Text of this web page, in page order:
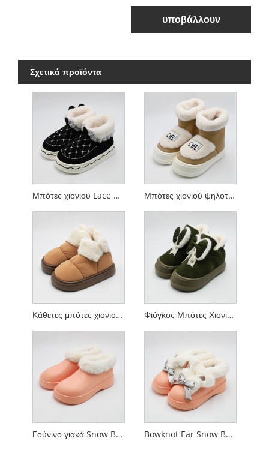
υποβάλλουν
Σχετικά προϊόντα
Μπότες χιονιού Lace Bow Μπότες χιονιού ψηλοτάπητες με γούνινο στόμα
Κάθετες μπότες χιονιού στο μεσαίο αυτί Φιόγκος Μπότες Χιονιού Half-top
Γούνινο γιακά Snow Boots Bowknot Ear Snow Boots